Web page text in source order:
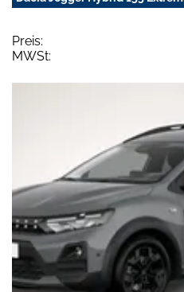
Preis:
MWSt: